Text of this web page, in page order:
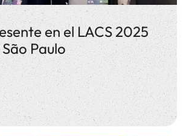
en el LACS 2025
Paulo